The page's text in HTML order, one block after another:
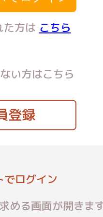
た方は こちら
い方はこちら
登録
でログイン
める画面が開きま